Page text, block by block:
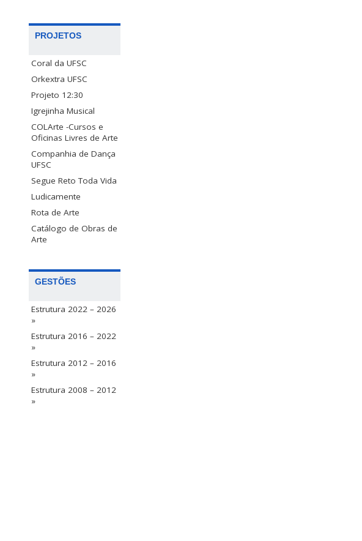
PROJETOS
Coral da UFSC
Orkextra UFSC
Projeto 12:30
Igrejinha Musical
COLArte -Cursos e
Oficinas Livres de Arte
Companhia de Dança
UFSC
Segue Reto Toda Vida
Ludicamente
Rota de Arte
Catálogo de Obras de
Arte
GESTÕES
Estrutura 2022 – 2026
»
Estrutura 2016 – 2022
»
Estrutura 2012 – 2016
»
Estrutura 2008 – 2012
»